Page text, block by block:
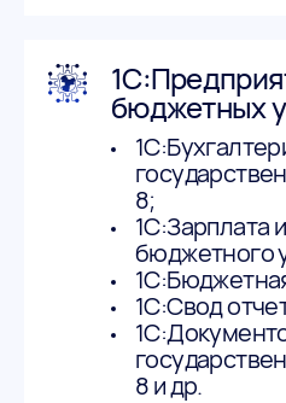
бюджетных
8;
1С:Зарплата
бюджетного
1С:Свод
8 и др.